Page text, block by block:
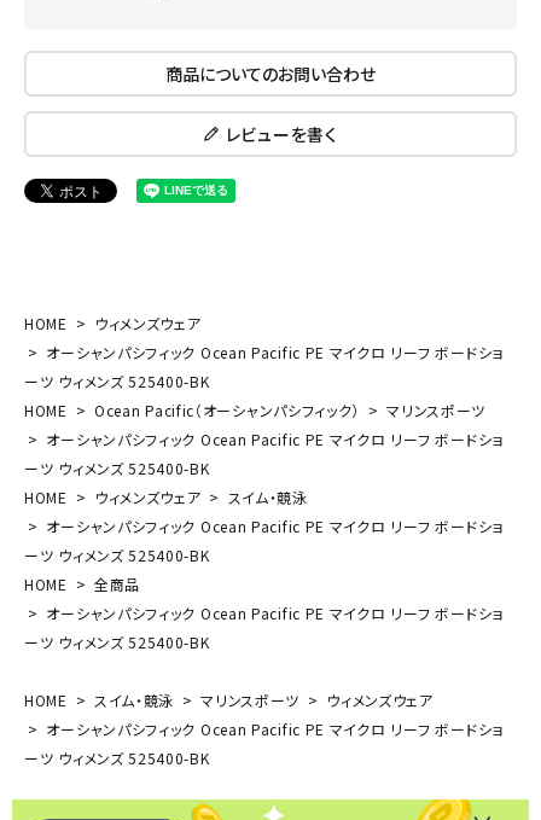
商品についてのお問い合わせ
レビューを書く
HOME
ウィメンズウェア
オーシャンパシフィック Ocean Pacific PE マイクロ リーフ ボードショ
ーツ ウィメンズ 525400-BK
HOME
Ocean Pacific（オーシャンパシフィック）
マリンスポーツ
オーシャンパシフィック Ocean Pacific PE マイクロ リーフ ボードショ
ーツ ウィメンズ 525400-BK
HOME
ウィメンズウェア
スイム・競泳
オーシャンパシフィック Ocean Pacific PE マイクロ リーフ ボードショ
ーツ ウィメンズ 525400-BK
HOME
全商品
オーシャンパシフィック Ocean Pacific PE マイクロ リーフ ボードショ
ーツ ウィメンズ 525400-BK
HOME スイム・競泳 マリンスポーツ
ウィメンズウェア
オーシャンパシフィック Ocean Pacific PE マイクロ リーフ ボードショ
ーツ ウィメンズ 525400-BK